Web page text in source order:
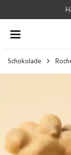
Schokolade